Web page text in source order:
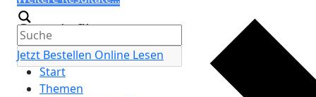
Generic filters
Jetzt Bestellen Online Lesen
Start
Themen